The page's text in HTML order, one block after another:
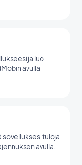
ja luo
avulla.
sovelluksesi tuloja
avulla.